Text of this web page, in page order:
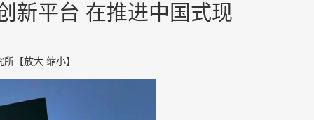
新平台 在推进中国式现
所 【放大 缩小】